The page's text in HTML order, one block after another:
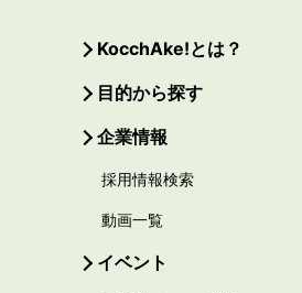
KocchAke!とは？
目的から探す
企業情報
採用情報検索
動画一覧
イベント